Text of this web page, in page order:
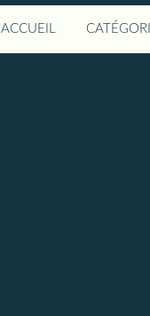
ACCUEIL